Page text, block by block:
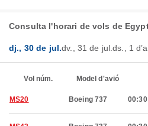
Consulta l'horari de vols de
dj., 30 de jul.dv., 31 de jul.ds., 1
Vol núm. Model d'avió
MS20 Boeing 737 00:30